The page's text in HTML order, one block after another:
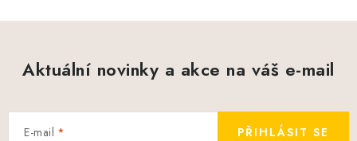
Aktuální novinky a akce na váš e-mail
E-mail PŘIHLÁSIT SE